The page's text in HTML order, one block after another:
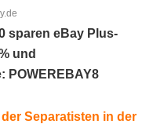
sparen eBay Plus-
und
POWEREBAY8
Separatisten in der